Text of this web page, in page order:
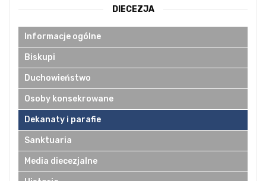
DIECEZJA
Informacje ogólne
Biskupi
Duchowieństwo
Osoby konsekrowane
Dekanaty i parafie
Sanktuaria
Media diecezjalne